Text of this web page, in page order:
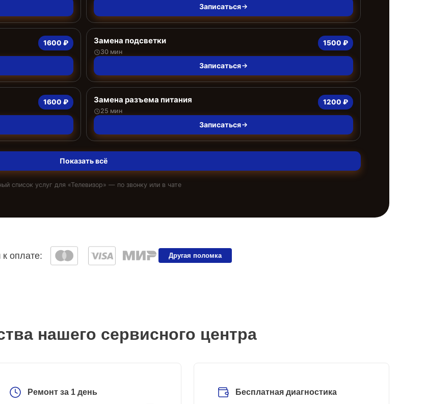
Записаться
1600 ₽ Замена подсветки
30 мин
1500 ₽
Записаться
1600 ₽ Замена разъема питания
25 мин
1200 ₽
Записаться
Показать всё
список услуг для «Телевизор» — по звонку или в чате
оплате: Другая поломка
нашего сервисного центра
Ремонт за 1 день Бесплатная диагностика